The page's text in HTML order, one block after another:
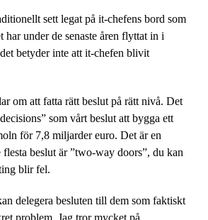
sett legat på it-chefens bord som
har under de senaste åren flyttat in i
betyder inte att it-chefen blivit
om att fatta rätt beslut på rätt nivå. Det
som vårt beslut att bygga ett
för 7,8 miljarder euro. Det är en
beslut är ”two-way doors”, du kan
blir fel.
delegera besluten till dem som faktiskt
problem. Jag tror mycket på